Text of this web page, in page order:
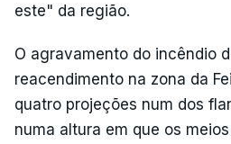
este" da região.
O agravamento do incêndio
reacendimento na zona da
quatro projeções num dos
numa altura em que os